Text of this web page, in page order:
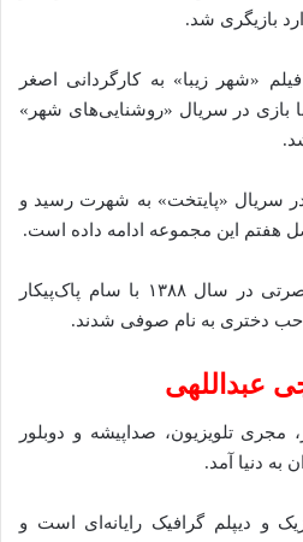
بازیگری شد.
«شهر زیبا» به کارگردانی اصغر
سال ۱۳۸۲ بود و با بازی در سریال «روشنایی‌های شهر»
سریال «پایتخت» به شهرت رسید و
هفتم این مجموعه ادامه داده‌ است.
در زندگی شخصی، نسرین نصرتی در سال ۱۳۸۸ با سام پاک‌پیکار
عبداللهی
مجری تلویزیون، صداپیشه و دوبلور
و دیپلم گرافیک رایانه‌ای است و